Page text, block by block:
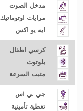
مدخل الصوت
مرايات اوتوماتيك
ايه يو اكس
كرسي اطفال
بلوتوث
مثبت السرعة
جي بي اس
تغطية تأمينية